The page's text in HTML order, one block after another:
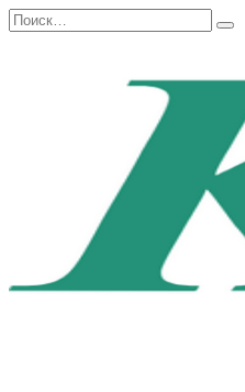
Перейти
к
Search
for: